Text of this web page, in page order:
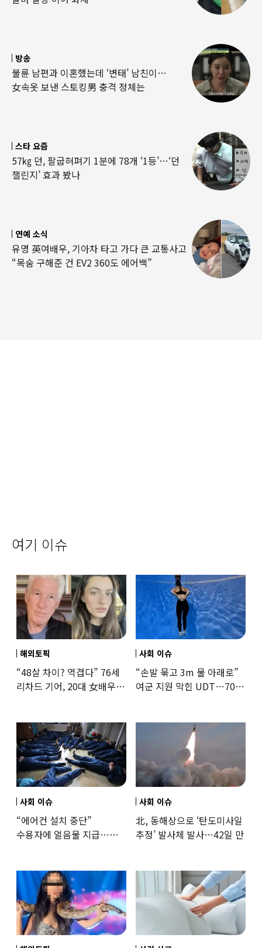
방송
불륜 남편과 이혼했는데 ‘변태’ 남친이…
女속옷 보낸 스토킹男 충격 정체는
스타 요즘
57㎏ 던, 팔굽혀펴기 1분에 78개 ‘1등’…‘던
챌린지’ 효과 봤나
연예 소식
유명 英여배우, 기아차 타고 가다 큰 교통사고
“목숨 구해준 건 EV2 360도 에어백”
여기 이슈
해외토픽
“48살 차이? 역겹다” 76세
리차드 기어, 20대 女배우와
사회 이슈
“손발 묶고 3m 물 아래로”
여군 지원 막힌 UDT…707
사회 이슈
“에어컨 설치 중단”
수용자에 얼음물 지급…
사회 이슈
北, 동해상으로 ‘탄도미사일
추정’ 발사체 발사…42일 만